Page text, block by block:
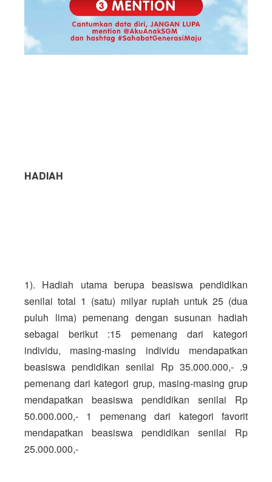
HADIAH
1). Hadiah utama berupa beasiswa pendidikan
senilai total 1 (satu) milyar rupiah untuk 25 (dua
puluh lima) pemenang dengan susunan hadiah
sebagai berikut :15 pemenang dari kategori
individu, masing-masing individu mendapatkan
beasiswa pendidikan senilai Rp 35.000.000,- .9
pemenang dari kategori grup, masing-masing grup
mendapatkan beasiswa pendidikan senilai Rp
50.000.000,- 1 pemenang dari kategori favorit
mendapatkan beasiswa pendidikan senilai Rp
25.000.000,-